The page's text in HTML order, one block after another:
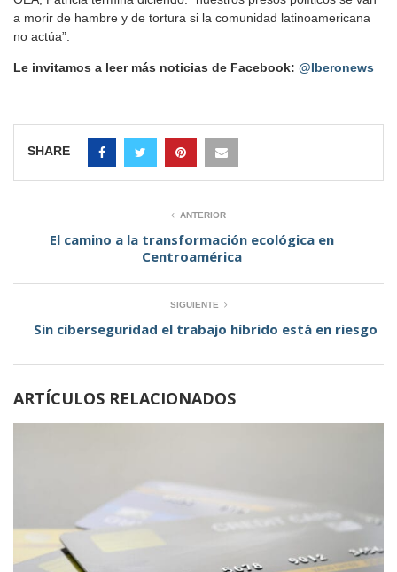
a morir de hambre y de tortura si la comunidad latinoamericana
no actúa”.
Le invitamos a leer más noticias de Facebook: @Iberonews
SHARE
ANTERIOR
El camino a la transformación ecológica en
Centroamérica
SIGUIENTE
Sin ciberseguridad el trabajo híbrido está en riesgo
ARTÍCULOS RELACIONADOS